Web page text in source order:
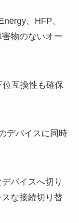
、HFP、
物のないオー
互換性も確保
デバイスに同時
バイスへ切り
な接続切り替